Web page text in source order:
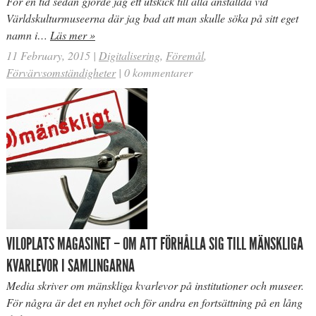
Världskulturmuseerna där jag bad att man skulle söka på sitt eget
namn i… Läs mer »
11 February, 2015 | Digitalisering, Föremål,
Förvärvsomständigheter | 0 kommentarer
VILOPLATS MAGASINET – OM ATT FÖRHÅLLA SIG TILL MÄNSKLIGA
KVARLEVOR I SAMLINGARNA
Media skriver om mänskliga kvarlevor på institutioner och museer.
För några är det en nyhet och för andra en fortsättning på en lång